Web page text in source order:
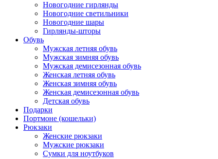
Новогодние гирлянды
Новогодние светильники
Новогодние шары
Гирлянды-шторы
Обувь
Мужская летняя обувь
Мужская зимняя обувь
Мужская демисезонная обувь
Женская летняя обувь
Женская зимняя обувь
Женская демисезонная обувь
Детская обувь
Подарки
Портмоне (кошельки)
Рюкзаки
Женские рюкзаки
Мужские рюкзаки
Сумки для ноутбуков